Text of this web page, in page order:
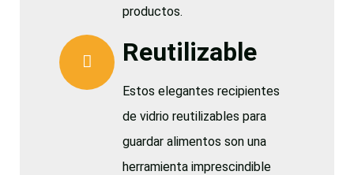
productos.
Reutilizable
Estos elegantes recipientes
de vidrio reutilizables para
guardar alimentos son una
herramienta imprescindible